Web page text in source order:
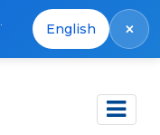
English ×